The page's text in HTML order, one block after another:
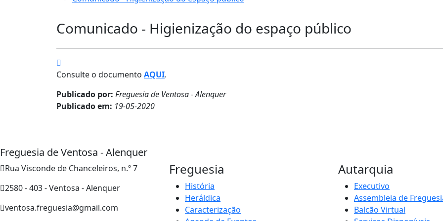
Comunicado - Higienização do espaço público
Consulte o documento AQUI.
Publicado por: Freguesia de Ventosa - Alenquer
Publicado em: 19-05-2020
Freguesia de Ventosa - Alenquer
Rua Visconde de Chanceleiros, n.º 7
2580 - 403 - Ventosa - Alenquer
ventosa.freguesia@gmail.com
Freguesia
História
Heráldica
Caracterização
Autarquia
Executivo
Assembleia de
Balcão Virtual